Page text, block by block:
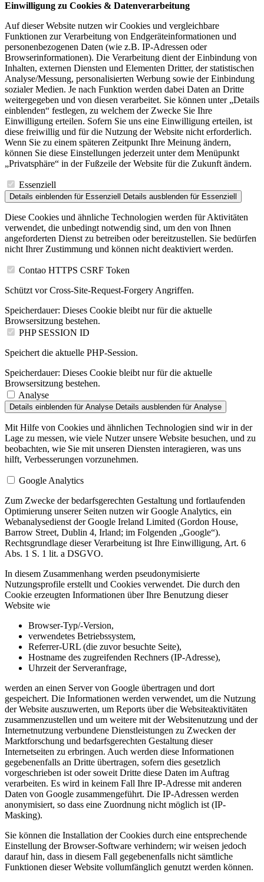
Einwilligung zu Cookies & Datenverarbeitung
Auf dieser Website nutzen wir Cookies und vergleichbare
Funktionen zur Verarbeitung von Endgeräteinformationen und
personenbezogenen Daten (wie z.B. IP-Adressen oder
Browserinformationen). Die Verarbeitung dient der Einbindung von
Inhalten, externen Diensten und Elementen Dritter, der statistischen
Analyse/Messung, personalisierten Werbung sowie der Einbindung
sozialer Medien. Je nach Funktion werden dabei Daten an Dritte
weitergegeben und von diesen verarbeitet. Sie können unter „Details
einblenden“ festlegen, zu welchem der Zwecke Sie Ihre
Einwilligung erteilen. Sofern Sie uns eine Einwilligung erteilen, ist
diese freiwillig und für die Nutzung der Website nicht erforderlich.
Wenn Sie zu einem späteren Zeitpunkt Ihre Meinung ändern,
können Sie diese Einstellungen jederzeit unter dem Menüpunkt
„Privatsphäre“ in der Fußzeile der Website für die Zukunft ändern.
Essenziell
Details einblenden für Essenziell Details ausblenden für Essenziell
Diese Cookies und ähnliche Technologien werden für Aktivitäten
verwendet, die unbedingt notwendig sind, um den von Ihnen
angeforderten Dienst zu betreiben oder bereitzustellen. Sie bedürfen
nicht Ihrer Zustimmung und können nicht deaktiviert werden.
Contao HTTPS CSRF Token
Schützt vor Cross-Site-Request-Forgery Angriffen.
Speicherdauer: Dieses Cookie bleibt nur für die aktuelle
Browsersitzung bestehen.
PHP SESSION ID
Speichert die aktuelle PHP-Session.
Speicherdauer: Dieses Cookie bleibt nur für die aktuelle
Browsersitzung bestehen.
Analyse
Details einblenden für Analyse Details ausblenden für Analyse
Mit Hilfe von Cookies und ähnlichen Technologien sind wir in der
Lage zu messen, wie viele Nutzer unsere Website besuchen, und zu
beobachten, wie Sie mit unseren Diensten interagieren, was uns
hilft, Verbesserungen vorzunehmen.
Google Analytics
Zum Zwecke der bedarfsgerechten Gestaltung und fortlaufenden
Optimierung unserer Seiten nutzen wir Google Analytics, ein
Webanalysedienst der Google Ireland Limited (Gordon House,
Barrow Street, Dublin 4, Irland; im Folgenden „Google“).
Rechtsgrundlage dieser Verarbeitung ist Ihre Einwilligung, Art. 6
Abs. 1 S. 1 lit. a DSGVO.
In diesem Zusammenhang werden pseudonymisierte
Nutzungsprofile erstellt und Cookies verwendet. Die durch den
Cookie erzeugten Informationen über Ihre Benutzung dieser
Website wie
Browser-Typ/-Version,
verwendetes Betriebssystem,
Referrer-URL (die zuvor besuchte Seite),
Hostname des zugreifenden Rechners (IP-Adresse),
Uhrzeit der Serveranfrage,
werden an einen Server von Google übertragen und dort
gespeichert. Die Informationen werden verwendet, um die Nutzung
der Website auszuwerten, um Reports über die Websiteaktivitäten
zusammenzustellen und um weitere mit der Websitenutzung und der
Internetnutzung verbundene Dienstleistungen zu Zwecken der
Marktforschung und bedarfsgerechten Gestaltung dieser
Internetseiten zu erbringen. Auch werden diese Informationen
gegebenenfalls an Dritte übertragen, sofern dies gesetzlich
vorgeschrieben ist oder soweit Dritte diese Daten im Auftrag
verarbeiten. Es wird in keinem Fall Ihre IP-Adresse mit anderen
Daten von Google zusammengeführt. Die IP-Adressen werden
anonymisiert, so dass eine Zuordnung nicht möglich ist (IP-
Masking).
Sie können die Installation der Cookies durch eine entsprechende
Einstellung der Browser-Software verhindern; wir weisen jedoch
darauf hin, dass in diesem Fall gegebenenfalls nicht sämtliche
Funktionen dieser Website vollumfänglich genutzt werden können.